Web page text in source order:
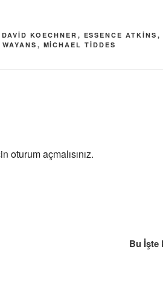
DAVID KOECHNER , ESSENCE ATKINS ,
, MICHAEL TIDDES
oturum açmalısınız.
Bu İşte